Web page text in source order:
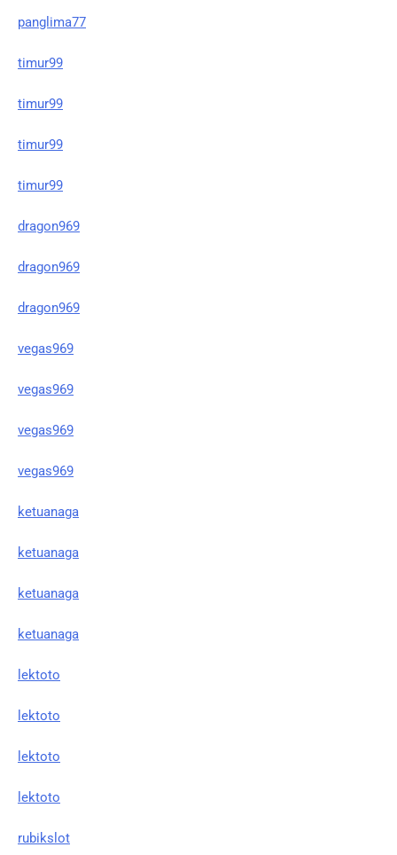
panglima77
timur99
timur99
timur99
timur99
dragon969
dragon969
dragon969
vegas969
vegas969
vegas969
vegas969
ketuanaga
ketuanaga
ketuanaga
ketuanaga
lektoto
lektoto
lektoto
lektoto
rubikslot